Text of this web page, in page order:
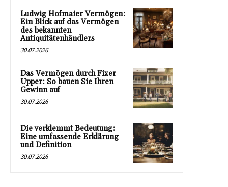
Ludwig Hofmaier Vermögen:
Ein Blick auf das Vermögen
des bekannten
Antiquitätenhändlers
30.07.2026
Das Vermögen durch Fixer
Upper: So bauen Sie Ihren
Gewinn auf
30.07.2026
Die verklemmt Bedeutung:
Eine umfassende Erklärung
und Definition
30.07.2026